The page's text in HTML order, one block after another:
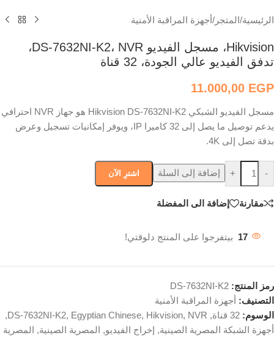
الرئيسية/المتجر /أجهزة المراقبة الأمنية
Hikvision، مسجل الفيديو DS-7632NI-K2، NVR،
تدفق الفيديو عالي الجودة، 32 قناة
11.000,00 EGP
مسجل الفيديو الشبكي Hikvision DS-7632NI-K2 هو جهاز NVR احترافي
يدعم توصيل ما يصل إلى 32 كاميرا IP، ويوفر إمكانيات تسجيل وعرض
بدقة تصل إلى 4K.
-
+ إضافة إلى السلة اشترِ الآن
مقارنة إضافة الى المفضلة
17 بيتفرجوا على المنتج دلوقتي!
رمز المنتج: DS-7632NI-K2
التصنيف: أجهزة المراقبة الأمنية
الوسوم: 32 قناة ,
DS-7632NI-K2, Egyptian Chinese, Hikvision, NVR
,
أجهزة الشبكة المصرية الصينية, إخراج الفيديو, المصرية الصينية, المصرية